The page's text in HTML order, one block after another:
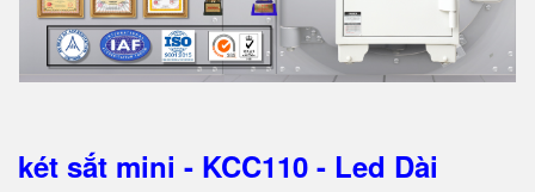
két sắt mini - KCC110 - Led Dài